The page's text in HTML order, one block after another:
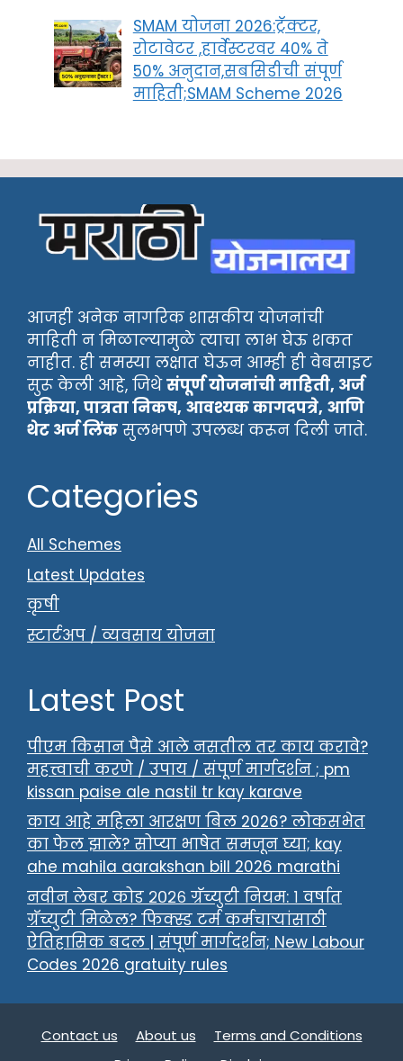
SMAM योजना 2026:ट्रॅक्टर,
रोटावेटर ,हार्वेस्टरवर 40% ते
50% अनुदान,सबसिडीची संपूर्ण
माहिती;SMAM Scheme 2026
आजही अनेक नागरिक शासकीय योजनांची
माहिती न मिळाल्यामुळे त्याचा लाभ घेऊ शकत
नाहीत. ही समस्या लक्षात घेऊन आम्ही ही वेबसाइट
सुरू केली आहे, जिथेसंपूर्ण योजनांची माहिती, अर्ज
प्रक्रिया, पात्रता निकष, आवश्यक कागदपत्रे, आणि
थेट अर्ज लिंक सुलभपणे उपलब्ध करून दिली जाते.
Categories
All Schemes
Latest Updates
कृषी
स्टार्टअप / व्यवसाय योजना
Latest Post
पीएम किसान पैसे आले नसतील तर काय करावे?
महत्त्वाची करणे / उपाय / संपूर्ण मार्गदर्शन ; pm
kissan paise ale nastil tr kay karave
काय आहे महिला आरक्षण बिल 2026? लोकसभेत
का फेल झाले? सोप्या भाषेत समजून घ्या; kay
ahe mahila aarakshan bill 2026 marathi
नवीन लेबर कोड २०२६ ग्रॅच्युटी नियम: १ वर्षात
ग्रॅच्युटी मिळेल? फिक्स्ड टर्म कर्मचाऱ्यांसाठी
ऐतिहासिक बदल | संपूर्ण मार्गदर्शन; New Labour
Codes 2026 gratuity rules
Contact us About us
Terms and Conditions